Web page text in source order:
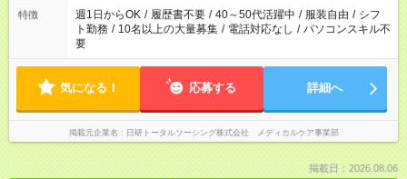
特徴 週1日からOK / 履歴書不要 / 40～50代活躍中 / 服装自由 / シフ
ト勤務 / 10名以上の大量募集 / 電話対応なし / パソコンスキル不
要
気になる！ 応募する 詳細へ
掲載元企業名 日研トータルソーシング株式会社 メディカルケア事業部
掲載日：2026.08.06